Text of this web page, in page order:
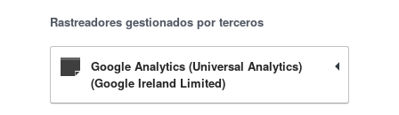
Rastreadores gestionados por terceros
Google Analytics (Universal Analytics)
(Google Ireland Limited)